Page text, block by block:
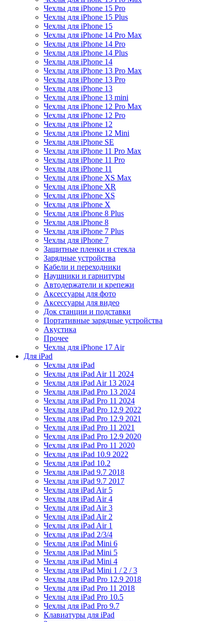
Чехлы для iPhone 15 Pro
Чехлы для iPhone 15 Plus
Чехлы для iPhone 15
Чехлы для iPhone 14 Pro Max
Чехлы для iPhone 14 Pro
Чехлы для iPhone 14 Plus
Чехлы для iPhone 14
Чехлы для iPhone 13 Pro Max
Чехлы для iPhone 13 Pro
Чехлы для iPhone 13
Чехлы для iPhone 13 mini
Чехлы для iPhone 12 Pro Max
Чехлы для iPhone 12 Pro
Чехлы для iPhone 12
Чехлы для iPhone 12 Mini
Чехлы для iPhone SE
Чехлы для iPhone 11 Pro Max
Чехлы для iPhone 11 Pro
Чехлы для iPhone 11
Чехлы для iPhone XS Max
Чехлы для iPhone XR
Чехлы для iPhone XS
Чехлы для iPhone X
Чехлы для iPhone 8 Plus
Чехлы для iPhone 8
Чехлы для iPhone 7 Plus
Чехлы для iPhone 7
Защитные пленки и стекла
Зарядные устройства
Кабели и переходники
Наушники и гарнитуры
Автодержатели и крепежи
Аксессуары для фото
Аксессуары для видео
Док станции и подставки
Портативные зарядные устройства
Акустика
Прочее
Чехлы для iPhone 17 Air
Для iPad
Чехлы для iPad
Чехлы для iPad Air 11 2024
Чехлы для iPad Air 13 2024
Чехлы для iPad Pro 13 2024
Чехлы для iPad Pro 11 2024
Чехлы для iPad Pro 12.9 2022
Чехлы для iPad Pro 12.9 2021
Чехлы для iPad Pro 11 2021
Чехлы для iPad Pro 12.9 2020
Чехлы для iPad Pro 11 2020
Чехлы для iPad 10.9 2022
Чехлы для iPad 10.2
Чехлы для iPad 9.7 2018
Чехлы для iPad 9.7 2017
Чехлы для iPad Air 5
Чехлы для iPad Air 4
Чехлы для iPad Air 3
Чехлы для iPad Air 2
Чехлы для iPad Air 1
Чехлы для iPad 2/3/4
Чехлы для iPad Mini 6
Чехлы для iPad Mini 5
Чехлы для iPad Mini 4
Чехлы для iPad Mini 1 / 2 / 3
Чехлы для iPad Pro 12.9 2018
Чехлы для iPad Pro 11 2018
Чехлы для iPad Pro 10.5
Чехлы для iPad Pro 9.7
Клавиатуры для iPad